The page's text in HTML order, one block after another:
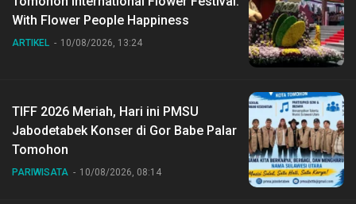
With Flower People Happiness
ARTIKEL 10/08/2026, 13:24
TIFF 2026 Meriah, Hari ini PMSU
Jabodetabek Konser di Gor Babe Palar
Tomohon
PARIWISATA 10/08/2026, 08:14